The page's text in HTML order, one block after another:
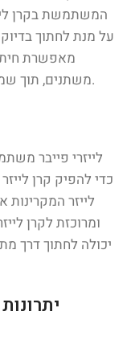
המשתמשת בקרן
על מנת לחתוך
מאפשרת
משתנים, תוך שמירה על איכות גבוהה של שוליים חתוכים.
לייזרי פייבר
כדי להפיק קרן
לייזר
ומרוכזת לקרן
יכולה לחתוך דרך